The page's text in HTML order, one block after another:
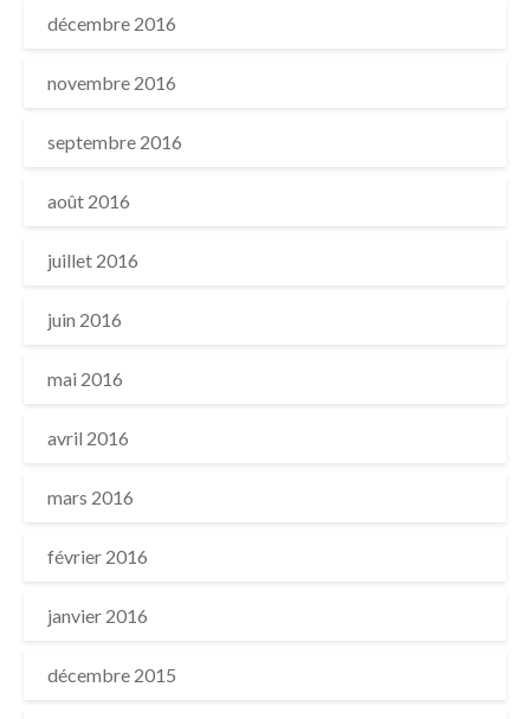
décembre 2016
novembre 2016
septembre 2016
août 2016
juillet 2016
juin 2016
mai 2016
avril 2016
mars 2016
février 2016
janvier 2016
décembre 2015